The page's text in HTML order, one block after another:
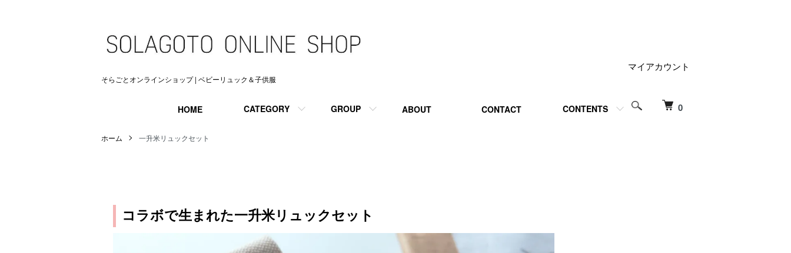
そらごとオンラインショップ | ベビーリュック＆子供服
0
HOME CATEGORY GROUP ABOUT CONTACT CONTENTS
マイアカウント
ホーム 一升米リュックセット
コラボで生まれた一升米リュックセット